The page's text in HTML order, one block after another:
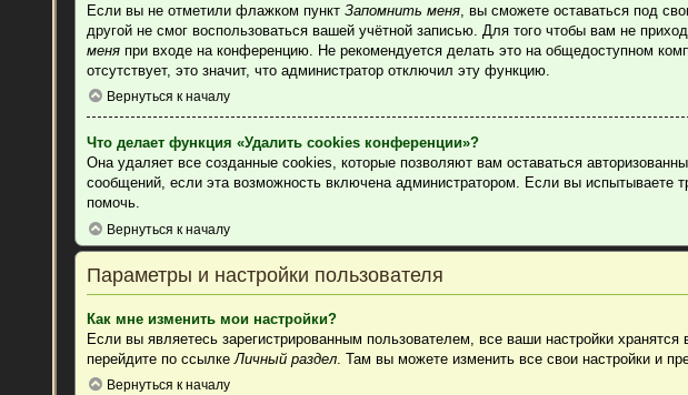
Если вы не отметили флажком пунктЗапомнить меня , вы сможете оставаться под
другой не смог воспользоваться вашей учётной записью. Для того чтобы вам не
меня при входе на конференцию. Не рекомендуется делать это на общедоступном
отсутствует, это значит, что администратор отключил эту функцию.
Вернуться к началу
Что делает функция «Удалить cookies конференции»?
Она удаляет все созданные cookies, которые позволяют вам оставаться
сообщений, если эта возможность включена администратором. Если вы
помочь.
Вернуться к началу
Параметры и настройки пользователя
Как мне изменить мои настройки?
Если вы являетесь зарегистрированным пользователем, все ваши настройки
перейдите по ссылкеЛичный раздел . Там вы можете изменить все свои настройки и
Вернуться к началу